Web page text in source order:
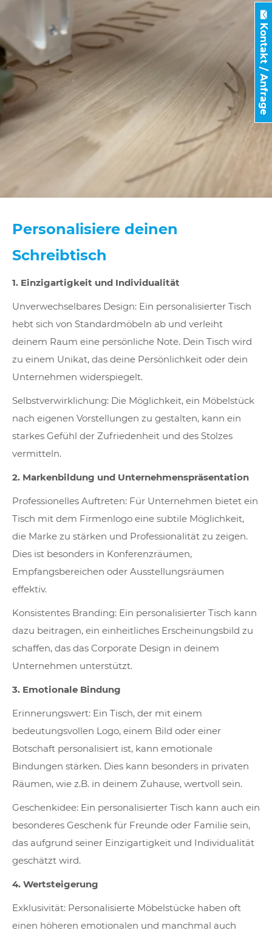
Personalisiere deinen
Schreibtisch
1. Einzigartigkeit und Individualität
Unverwechselbares Design: Ein personalisierter Tisch
hebt sich von Standardmöbeln ab und verleiht
deinem Raum eine persönliche Note. Dein Tisch wird
zu einem Unikat, das deine Persönlichkeit oder dein
Unternehmen widerspiegelt.
Selbstverwirklichung: Die Möglichkeit, ein Möbelstück
nach eigenen Vorstellungen zu gestalten, kann ein
starkes Gefühl der Zufriedenheit und des Stolzes
vermitteln.
2. Markenbildung und Unternehmenspräsentation
Professionelles Auftreten: Für Unternehmen bietet ein
Tisch mit dem Firmenlogo eine subtile Möglichkeit,
die Marke zu stärken und Professionalität zu zeigen.
Dies ist besonders in Konferenzräumen,
Empfangsbereichen oder Ausstellungsräumen
effektiv.
Konsistentes Branding: Ein personalisierter Tisch kann
dazu beitragen, ein einheitliches Erscheinungsbild zu
schaffen, das das Corporate Design in deinem
Unternehmen unterstützt.
3. Emotionale Bindung
Erinnerungswert: Ein Tisch, der mit einem
bedeutungsvollen Logo, einem Bild oder einer
Botschaft personalisiert ist, kann emotionale
Bindungen stärken. Dies kann besonders in privaten
Räumen, wie z.B. in deinem Zuhause, wertvoll sein.
Geschenkidee: Ein personalisierter Tisch kann auch ein
besonderes Geschenk für Freunde oder Familie sein,
das aufgrund seiner Einzigartigkeit und Individualität
geschätzt wird.
4. Wertsteigerung
Exklusivität: Personalisierte Möbelstücke haben oft
einen höheren emotionalen und manchmal auch
Kontakt / Anfrage